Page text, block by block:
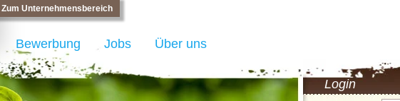
Zum Unternehmensbereich
Login
Bewerbung Jobs Über uns